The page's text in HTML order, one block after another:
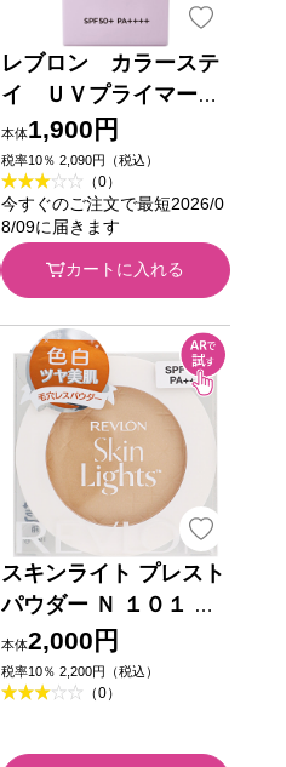
レブロン カラーステ
イ ＵＶプライマー
Ｎ ００２ ＿ レブロ
ン
本体1,900円
税率10％ 2,090円（税込）
（0）
今すぐのご注文で最短2026/0
8/09に届きます
カートに入れる
スキンライト プレスト
パウダー Ｎ １０１ ＿
レブロン
本体2,000円
税率10％ 2,200円（税込）
（0）